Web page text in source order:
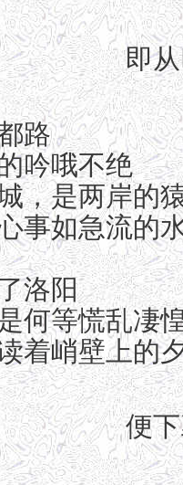
即
路
吟哦不绝
，是两岸的
事如急流的
洛阳
何等慌乱凄
着峭壁上的
便